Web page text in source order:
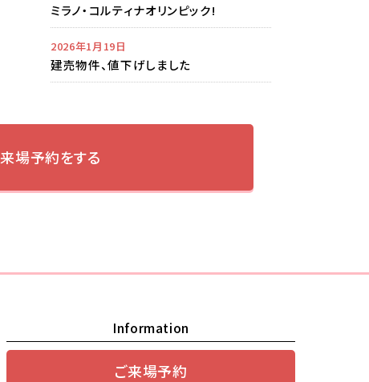
ミラノ・コルティナオリンピック!
2026年1月19日
建売物件、値下げしました
来場予約をする
Information
ご来場予約